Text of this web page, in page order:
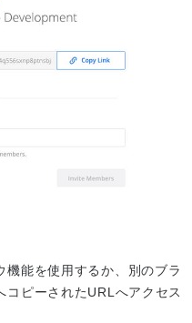
機能を使用するか、別のブラ
コピーされたURLへアクセス